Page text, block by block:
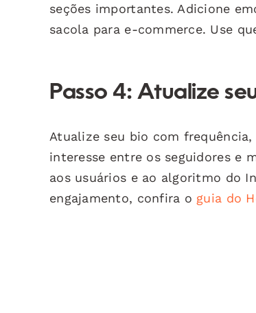
seções importantes. Adicione
sacola para e-commerce. Use
Passo 4: Atualize
Atualize seu bio com
interesse entre os seguidores e
aos usuários e ao algoritmo do
engajamento, confira o guia do